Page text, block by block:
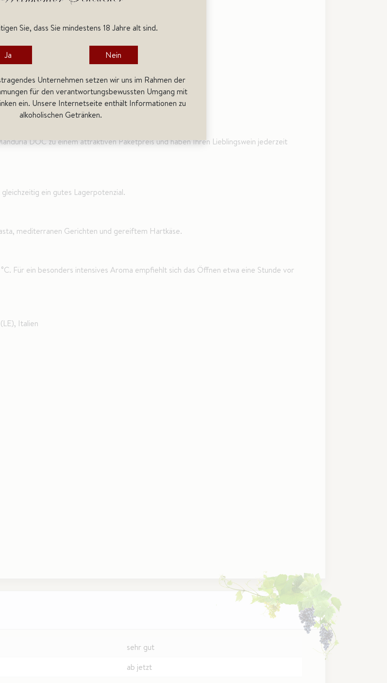
Sie, dass Sie mindestens 18 Jahre alt sind.
Ja Nein
Unternehmen setzen wir uns im Rahmen der
für den verantwortungsbewussten Umgang mit
ein. Unsere Internetseite enthält Informationen zu
alkoholischen Getränken.
DOC zu einem attraktiven Paketpreis und haben Ihren Lieblingswein jederzeit
ein gutes Lagerpotenzial.
mediterranen Gerichten und gereiftem Hartkäse.
Für ein besonders intensives Aroma empfiehlt sich das Öffnen etwa eine Stunde vor
Italien
sehr gut
ab jetzt